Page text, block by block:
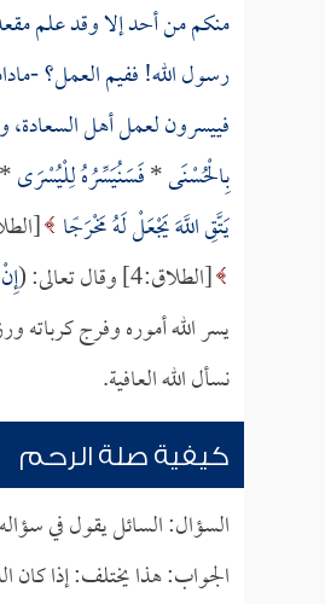
منكم من أحد إلا وقد علم
رسول الله! ففيم العمل؟ -
فييسرون لعمل أهل السعادة،
بِالْحُسْنَى*فَسَنُيَسِّرُهُ لِلْيُسْرَى*
يَتَّقِ اللَّهَ يَجْعَلْ لَهُ مَخْرَجًا
[الطلاق:4] وقال تعالى: (
يسر الله أموره وفرج
نسأل الله العافية.
كيفية صلة الرحم
السؤال: السائل يقول في
الجواب: هذا يختلف: إذا كان